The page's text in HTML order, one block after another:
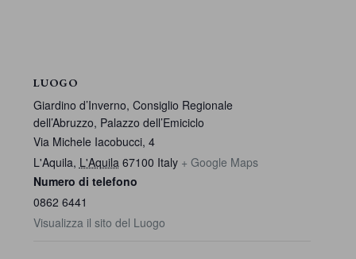
LUOGO
Giardino d’Inverno, Consiglio Regionale
dell’Abruzzo, Palazzo dell’Emiciclo
Via Michele Iacobucci, 4
L'Aquila, L'Aquila 67100 Italy + Google Maps
Numero di telefono
0862 6441
Visualizza il sito del Luogo